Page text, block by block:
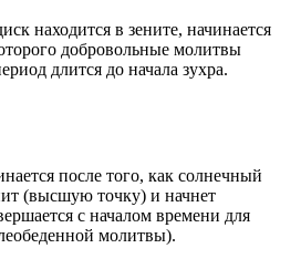
находится в зените, начинается
добровольные молитвы
длится до начала зухра.
после того, как солнечный
(высшую точку) и начнет
с началом времени для
молитвы).